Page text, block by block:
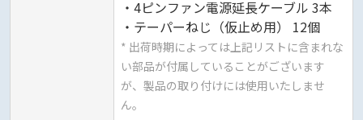
・4ピンファン電源延長ケーブル 3本
・テーパーねじ（仮止め用） 12個
* 出荷時期によっては上記リストに含まれな
い部品が付属していることがございます
が、製品の取り付けには使用いたしませ
ん。